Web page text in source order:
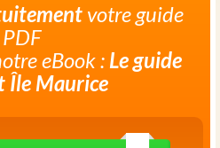
votre guide
PDF
eBook : Le guide
Île Maurice